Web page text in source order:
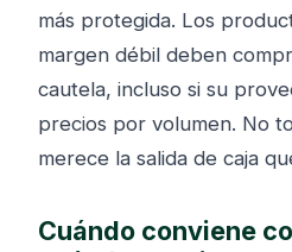
más protegida. Los
margen débil deben
cautela, incluso si su
precios por volumen. No
merece la salida de caja
Cuándo conviene